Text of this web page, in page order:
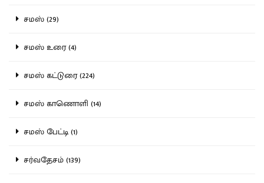
சமஸ் (29)
சமஸ் உரை (4)
சமஸ் கட்டுரை (224)
சமஸ் காணொளி (14)
சமஸ் பேட்டி (1)
சர்வதேசம் (139)